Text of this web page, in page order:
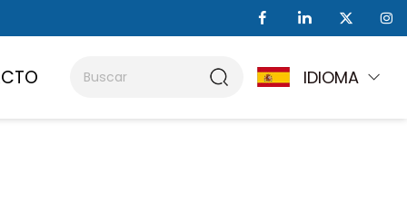
IDIOMA